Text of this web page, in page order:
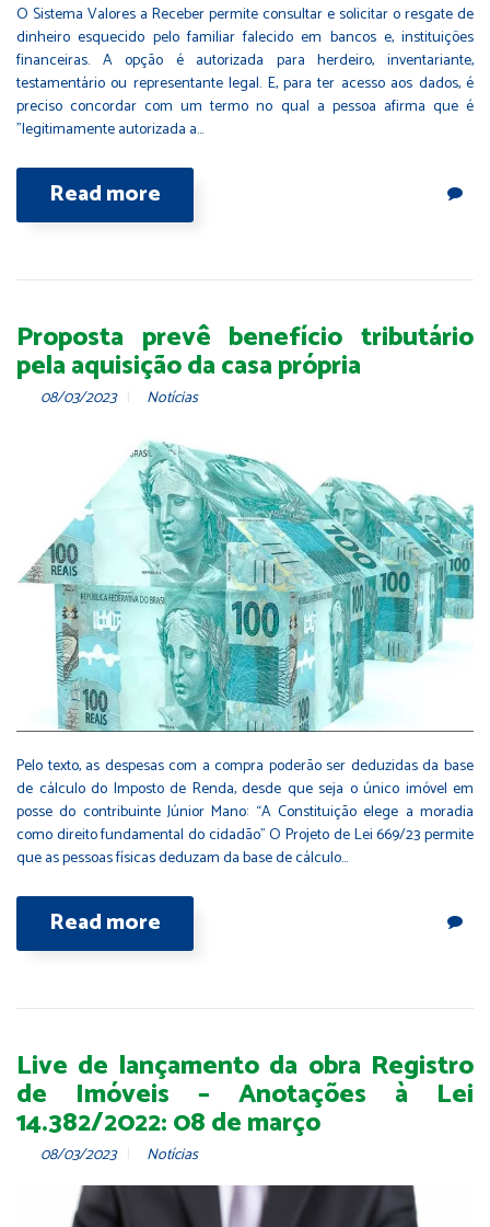
O Sistema Valores a Receber permite consultar e solicitar o resgate de
dinheiro esquecido pelo familiar falecido em bancos e, instituições
financeiras. A opção é autorizada para herdeiro, inventariante,
testamentário ou representante legal. E, para ter acesso aos dados, é
preciso concordar com um termo no qual a pessoa afirma que é
"legitimamente autorizada a…
Read more
Proposta prevê benefício tributário
pela aquisição da casa própria
08/03/2023 Notícias
Pelo texto, as despesas com a compra poderão ser deduzidas da base
de cálculo do Imposto de Renda, desde que seja o único imóvel em
posse do contribuinte Júnior Mano: “A Constituição elege a moradia
como direito fundamental do cidadão” O Projeto de Lei 669/23 permite
que as pessoas físicas deduzam da base de cálculo…
Read more
Live de lançamento da obra Registro
de Imóveis – Anotações à Lei
14.382/2022: 08 de março
08/03/2023 Notícias